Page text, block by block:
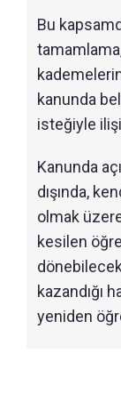
Bu
kanunda
isteğiyle
Kanunda
dışında,
olmak
kesilen
kazandığı
yeniden